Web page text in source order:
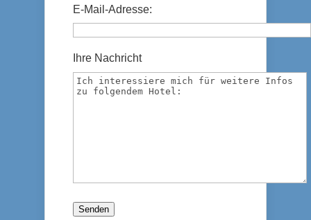
E-Mail-Adresse:
Ihre Nachricht